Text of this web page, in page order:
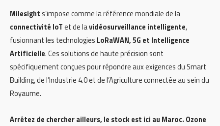
Milesights’impose comme la référence mondiale de la
connectivité IoTet de lavidéosurveillance intelligente,
fusionnant les technologies LoRaWAN, 5G et Intelligence
Artificielle. Ces solutions de haute précision sont
spécifiquement conçues pour répondre aux exigences du Smart
Building, de l’Industrie 4.0 et de l’Agriculture connectée au sein du
Royaume.
Arrêtez de chercher ailleurs, le stock est ici au Maroc. Ozone